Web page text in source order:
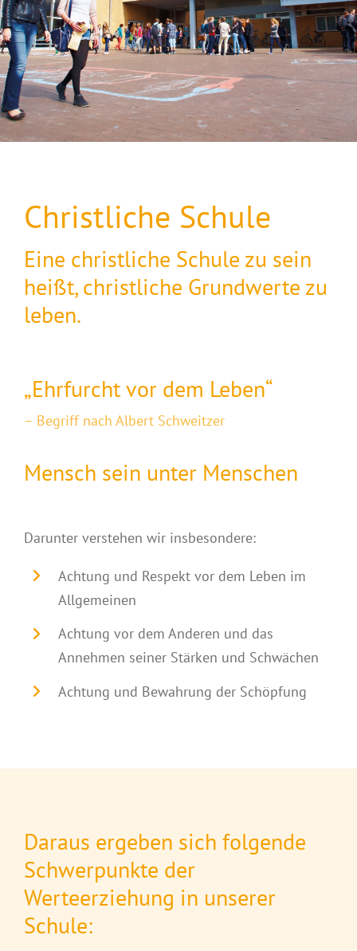
Christliche Schule
Eine christliche Schule zu sein
heißt, christliche Grundwerte zu
leben.
„Ehrfurcht vor dem Leben“
– Begriff nach Albert Schweitzer
Mensch sein unter Menschen
Darunter verstehen wir insbesondere:
Achtung und Respekt vor dem Leben im
Allgemeinen
Achtung vor dem Anderen und das
Annehmen seiner Stärken und Schwächen
Achtung und Bewahrung der Schöpfung
Daraus ergeben sich folgende
Schwerpunkte der
Werteerziehung in unserer
Schule: